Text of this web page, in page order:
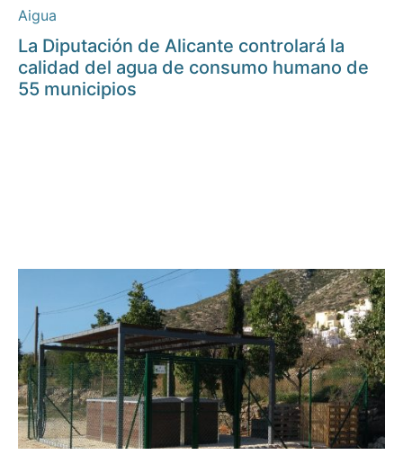
Aigua
La Diputación de Alicante controlará la
calidad del agua de consumo humano de
55 municipios